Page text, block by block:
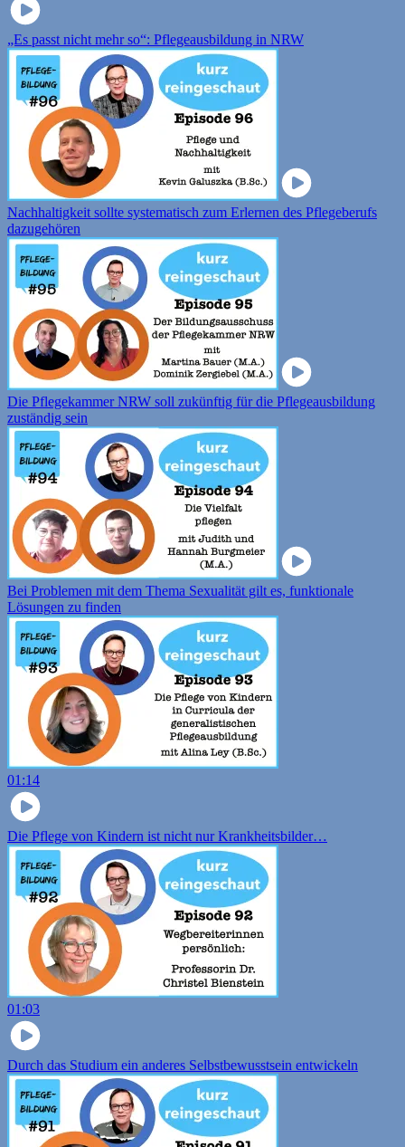
„Es passt nicht mehr so“: Pflegeausbildung in NRW
Nachhaltigkeit sollte systematisch zum Erlernen des Pflegeberufs
dazugehören
Die Pflegekammer NRW soll zukünftig für die Pflegeausbildung
zuständig sein
Bei Problemen mit dem Thema Sexualität gilt es, funktionale
Lösungen zu finden
01:14
Die Pflege von Kindern ist nicht nur Krankheitsbilder…
01:03
Durch das Studium ein anderes Selbstbewusstsein entwickeln